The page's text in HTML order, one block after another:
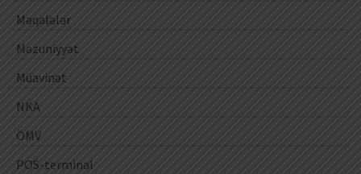
Məqalələr
Məzuniyyət
Müavinət
NKA
ÖMV
POS-terminal